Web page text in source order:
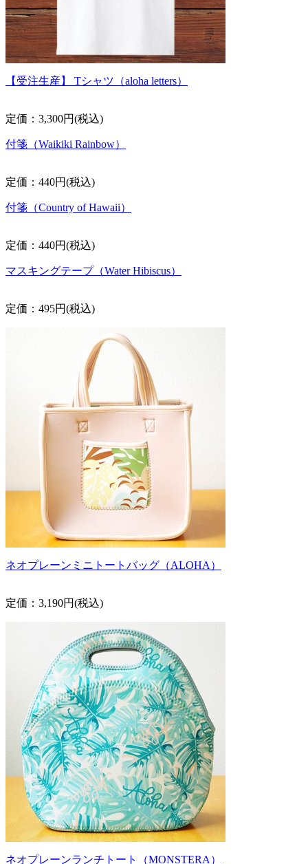
【受注生産】 Tシャツ（aloha letters）
定価：3,300円(税込)
付箋（Waikiki Rainbow）
定価：440円(税込)
付箋（Country of Hawaii）
定価：440円(税込)
マスキングテープ（Water Hibiscus）
定価：495円(税込)
ネオプレーンミニトートバッグ（ALOHA）
定価：3,190円(税込)
ネオプレーンランチトート（MONSTERA）